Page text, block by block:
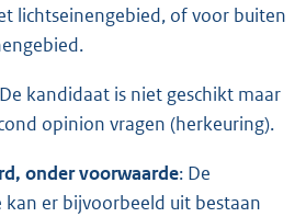
lichtseinengebied, of voor buiten
kandidaat is niet geschikt maar
opinion vragen (herkeuring).
onder voorwaarde: De
er bijvoorbeeld uit bestaan